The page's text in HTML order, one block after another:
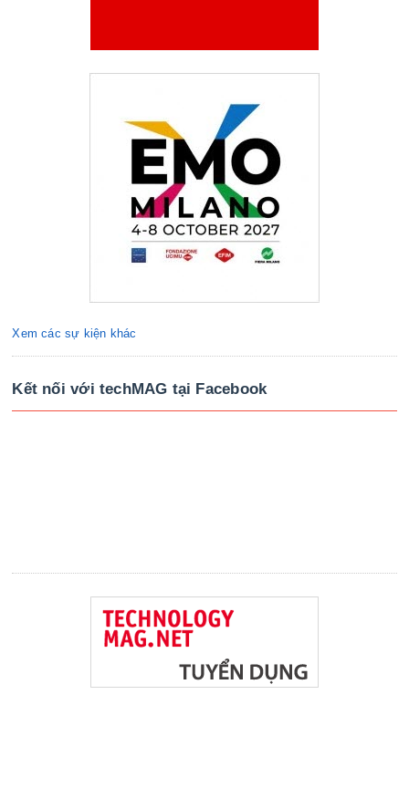
Xem các sự kiện khác
Kết nối với techMAG tại Facebook